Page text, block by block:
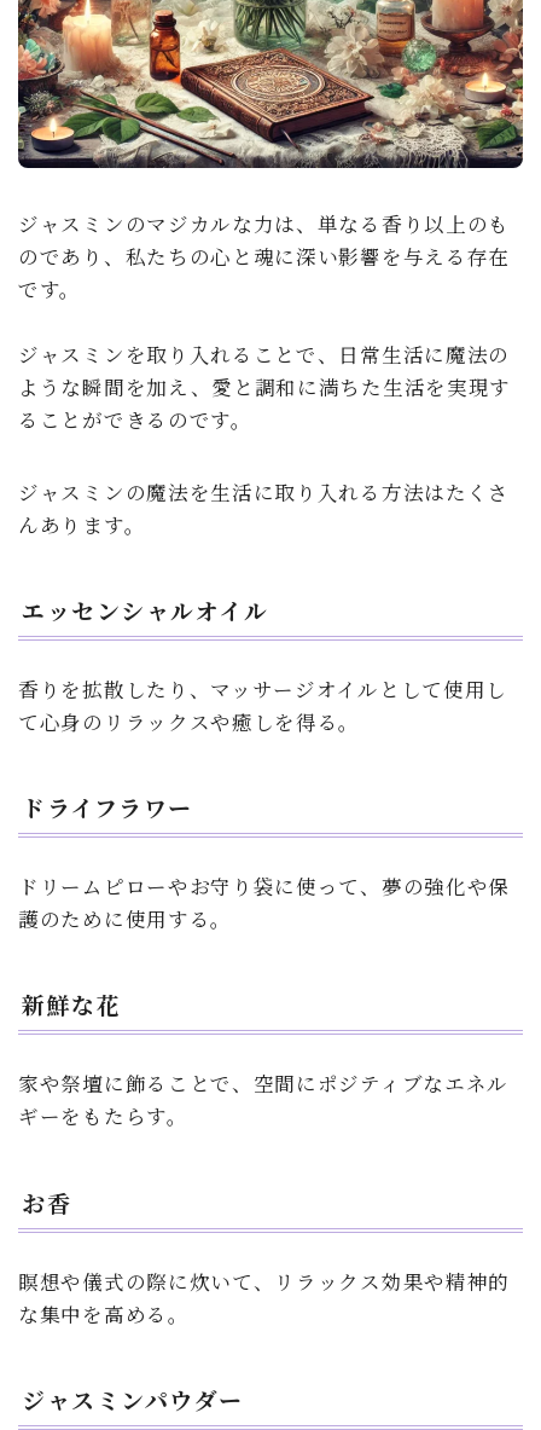
ジャスミンのマジカルな力は、単なる香り以上のも
のであり、私たちの心と魂に深い影響を与える存在
です。
ジャスミンを取り入れることで、日常生活に魔法の
ような瞬間を加え、愛と調和に満ちた生活を実現す
ることができるのです。
ジャスミンの魔法を生活に取り入れる方法はたくさ
んあります。
エッセンシャルオイル
香りを拡散したり、マッサージオイルとして使用し
て心身のリラックスや癒しを得る。
ドライフラワー
ドリームピローやお守り袋に使って、夢の強化や保
護のために使用する。
新鮮な花
家や祭壇に飾ることで、空間にポジティブなエネル
ギーをもたらす。
お香
瞑想や儀式の際に炊いて、リラックス効果や精神的
な集中を高める。
ジャスミンパウダー